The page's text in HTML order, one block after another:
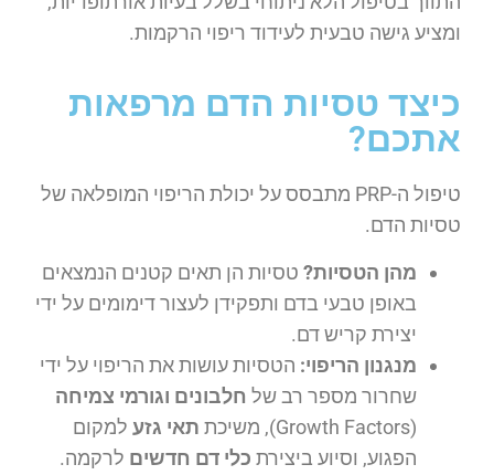
ומציע גישה טבעית לעידוד ריפוי הרקמות.
כיצד טסיות הדם מרפאות
אתכם?
טיפול ה-PRP מתבסס על יכולת הריפוי המופלאה של
טסיות הדם.
מהן הטסיות? טסיות הן תאים קטנים הנמצאים
באופן טבעי בדם ותפקידן לעצור דימומים על ידי
יצירת קריש דם.
מנגנון הריפוי: הטסיות עושות את הריפוי על ידי
שחרור מספר רב של חלבונים וגורמי צמיחה
(Growth Factors), משיכת
תאי גזע למקום
הפגוע, וסיוע ביצירת כלי דם חדשים לרקמה.